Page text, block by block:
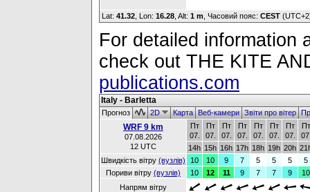
Lat: 41.32 , Lon: 16.28 Alt: 1 m , Часовий пояс: CEST
For detailed information
check out THE KITE
publications.com
Italy - Barletta
Прогноз 2D КартаВеб-камериЗвіти про вітер
WRF 9 km
07.08.2026
12 UTC
Пт
07.
Пт
07.
Пт
07.
Пт
07.
Пт
07.
Пт
07.
Пт
07.
Пт
14h 15h 16h 17h 18h 19h 20h
Швидкість вітру (вузлів) 10 10 9 7 5 5 5
5
Пориви вітру (вузлів) 10 12 11 9 7 7 9
10
Напрям вітру